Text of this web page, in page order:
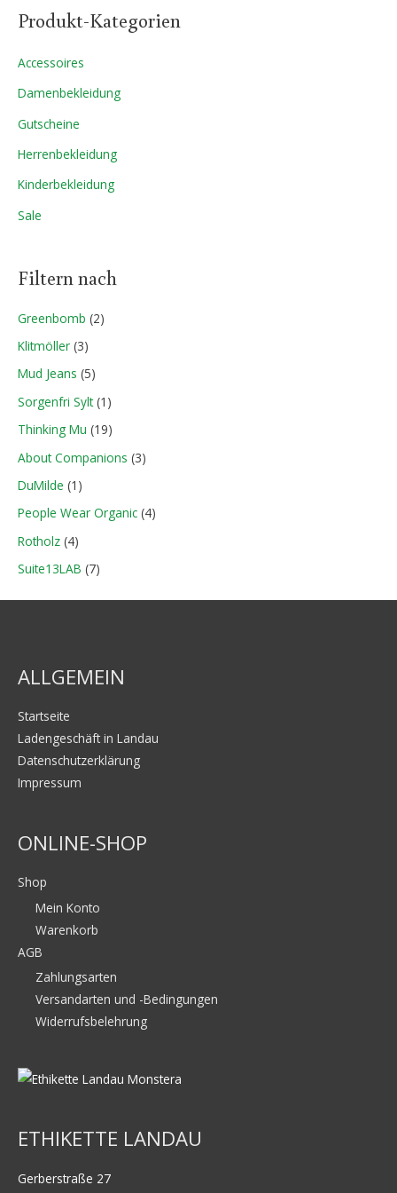
i
s
Produkt-Kategorien
Accessoires
Damenbekleidung
Gutscheine
Herrenbekleidung
Kinderbekleidung
Sale
Filtern nach
Greenbomb (2)
Klitmöller (3)
Mud Jeans (5)
Sorgenfri Sylt (1)
Thinking Mu (19)
About Companions (3)
DuMilde (1)
People Wear Organic (4)
Rotholz (4)
Suite13LAB (7)
ALLGEMEIN
Startseite
Ladengeschäft in Landau
Datenschutzerklärung
Impressum
ONLINE-SHOP
Shop
Mein Konto
Warenkorb
AGB
Zahlungsarten
Versandarten und -Bedingungen
Widerrufsbelehrung
ETHIKETTE LANDAU
Gerberstraße 27